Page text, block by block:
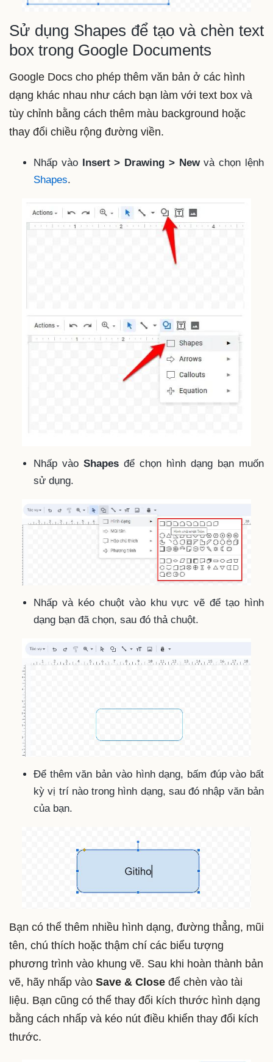
Sử dụng Shapes để tạo và chèn text
box trong Google Documents
Google Docs cho phép thêm văn bản ở các hình
dạng khác nhau như cách bạn làm với text box và
tùy chỉnh bằng cách thêm màu background hoặc
thay đổi chiều rộng đường viền.
Nhấp vàoInsert > Drawing > Newvà chọn lệnh
Shapes.
Nhấp vào Shapes để chọn hình dạng bạn muốn
sử dụng.
Nhấp và kéo chuột vào khu vực vẽ để tạo hình
dạng bạn đã chọn, sau đó thả chuột.
Để thêm văn bản vào hình dạng, bấm đúp vào bất
kỳ vị trí nào trong hình dạng, sau đó nhập văn bản
của bạn.
Bạn có thể thêm nhiều hình dạng, đường thẳng, mũi
tên, chú thích hoặc thậm chí các biểu tượng
phương trình vào khung vẽ. Sau khi hoàn thành bản
vẽ, hãy nhấp vào Save & Close để chèn vào tài
liệu. Bạn cũng có thể thay đổi kích thước hình dạng
bằng cách nhấp và kéo nút điều khiển thay đổi kích
thước.